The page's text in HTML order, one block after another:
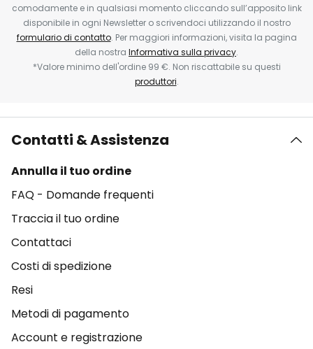
comodamente e in qualsiasi momento cliccando sull’apposito link
disponibile in ogni Newsletter o scrivendoci utilizzando il nostro
formulario di contatto. Per maggiori informazioni, visita la pagina
della nostra Informativa sulla privacy.
*Valore minimo dell'ordine 99 €. Non riscattabile su questi
produttori.
Contatti & Assistenza
Annulla il tuo ordine
FAQ - Domande frequenti
Traccia il tuo ordine
Contattaci
Costi di spedizione
Resi
Metodi di pagamento
Account e registrazione